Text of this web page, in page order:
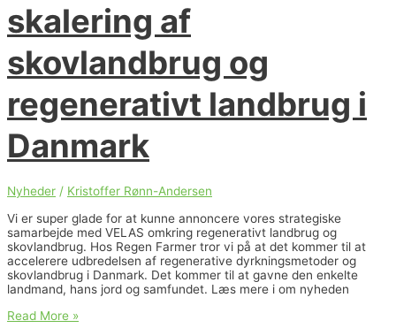
skalering af
skovlandbrug og
regenerativt landbrug i
Danmark
Nyheder / Kristoffer Rønn-Andersen
Vi er super glade for at kunne annoncere vores strategiske
samarbejde med VELAS omkring regenerativt landbrug og
skovlandbrug. Hos Regen Farmer tror vi på at det kommer til at
accelerere udbredelsen af regenerative dyrkningsmetoder og
skovlandbrug i Danmark. Det kommer til at gavne den enkelte
landmand, hans jord og samfundet. Læs mere i om nyheden
Regen
Read More »